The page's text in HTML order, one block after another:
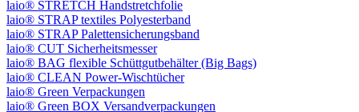
laio® STRETCH Handstretchfolie
laio® STRAP textiles Polyesterband
laio® STRAP Palettensicherungsband
laio® CUT Sicherheitsmesser
laio® BAG flexible Schüttgutbehälter (Big Bags)
laio® CLEAN Power-Wischtücher
laio® Green Verpackungen
laio® Green BOX Versandverpackungen